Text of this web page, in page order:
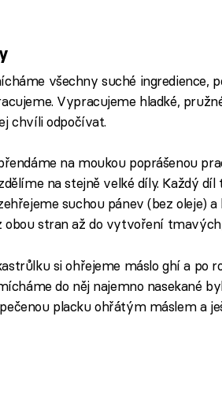
všechny suché ingredience,
Vypracujeme hladké,
chvíli odpočívat.
na moukou poprášenou
na stejně velké díly. Každý
suchou pánev (bez oleje)
obou stran až do vytvoření
si ohřejeme máslo ghí a po
do něj najemno nasekané
placku ohřátým máslem a